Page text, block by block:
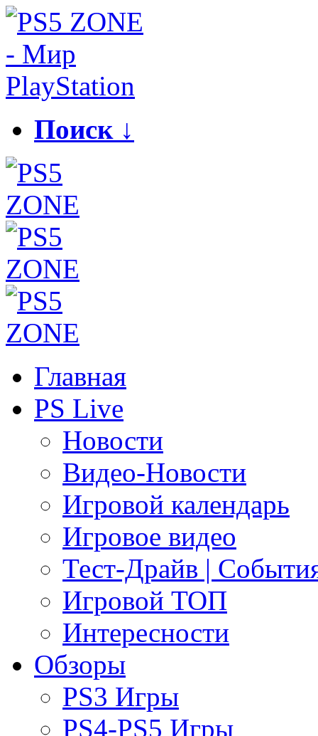
Поиск ↓
Главная
PS Live
Новости
Видео-Новости
Игровой календарь
Игровое видео
Тест-Драйв |
Игровой ТОП
Интересности
Обзоры
PS3 Игры
PS4-PS5 Игры